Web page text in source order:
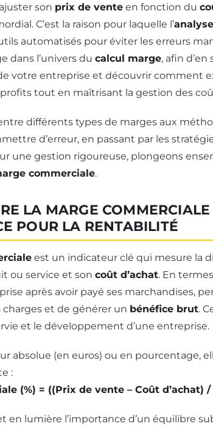
son prix de vente en fonction du
C’est la raison pour laquelle l’
automatisés pour éviter les erreurs
dans l’univers du calcul marge, afin d’en
votre entreprise et découvrir comment
tout en maîtrisant la gestion des
différents types de marges aux
d’erreur, en passant par les
une gestion rigoureuse, plongeons
commerciale.
LA MARGE
POUR LA RENTABILITÉ
est un indicateur clé qui mesure la
ou service et son coût d’achat. En
après avoir payé ses marchandises,
charges et de générer un bénéfice brut.
et le développement d’une entreprise.
absolue (en euros) ou en pourcentage,
:
(%) = ((Prix de vente – Coût d’achat)
en lumière l’importance d’un équilibre